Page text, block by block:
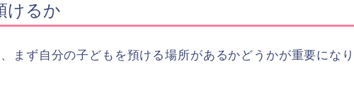
けるか
まず自分の子どもを預ける場所があるかどうかが重要になり